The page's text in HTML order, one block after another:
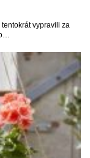
vypravili za